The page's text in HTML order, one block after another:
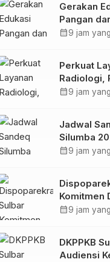
Bersama
TMII
Gerakan
Pangan
Mamasa:
dalam
calendar_month9 jam
Perkuat
Radiologi,
Sambut
calendar_month9 jam
Jadwal
Silumba
Tetap
calendar_month9 jam
Komitmen
calendar_month9 jam
DKPPKB
Audiensi